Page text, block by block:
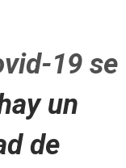
19 se
un
de